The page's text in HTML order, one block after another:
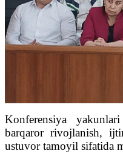
Konferensiya
barqaror rivojlanish,
ustuvor tamoyil sifatida